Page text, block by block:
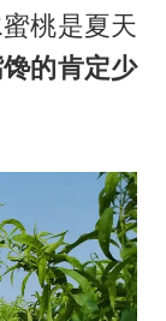
桃是夏天
的肯定少